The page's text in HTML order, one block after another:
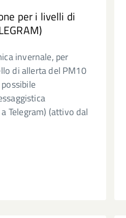
per i livelli di
invernale, per
di allerta del PM10
Telegram) (attivo dal